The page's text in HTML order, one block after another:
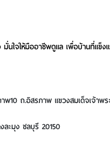
มั่นใจให้มืออาชีพดูแล เพื่อบ้านที่แข็
ถ.อิสรภาพ แขวงสมเด็จเจ้าพ
ละมุง ชลบุรี 20150